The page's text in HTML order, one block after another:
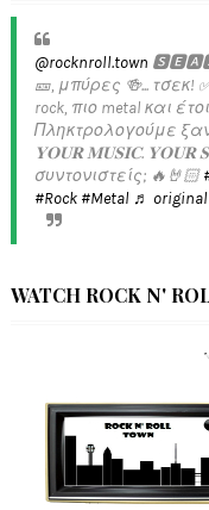
@rocknroll.town
🎫, μπύρες 🍻... τσεκ!
rock, πιο metal και
Πληκτρολογούμε
𝐘𝐎𝐔𝐑 𝐌𝐔𝐒𝐈𝐂. 𝐘𝐎𝐔𝐑
συντονιστείς; 🔥🤘🏻
#Rock #Metal ♬ original
WATCH ROCK N'